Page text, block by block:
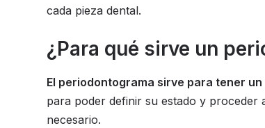
cada pieza dental.
¿Para qué sirve un
El periodontograma sirve para tener
para poder definir su estado y proceder
necesario.